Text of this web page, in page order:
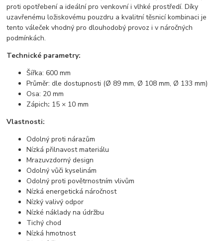
proti opotřebení a ideální pro venkovní i vlhké prostředí. Díky
uzavřenému ložiskovému pouzdru a kvalitní těsnicí kombinaci je
tento váleček vhodný pro dlouhodobý provoz i v náročných
podmínkách.
Technické parametry:
Šířka: 600 mm
Průměr: dle dostupnosti (Ø 89 mm, Ø 108 mm, Ø 133 mm)
Osa: 20 mm
Zápich: 15 × 10 mm
Vlastnosti:
Odolný proti nárazům
Nízká přilnavost materiálu
Mrazuvzdorný design
Odolný vůči kyselinám
Odolný proti povětrnostním vlivům
Nízká energetická náročnost
Nízký valivý odpor
Nízké náklady na údržbu
Tichý chod
Nízká hmotnost